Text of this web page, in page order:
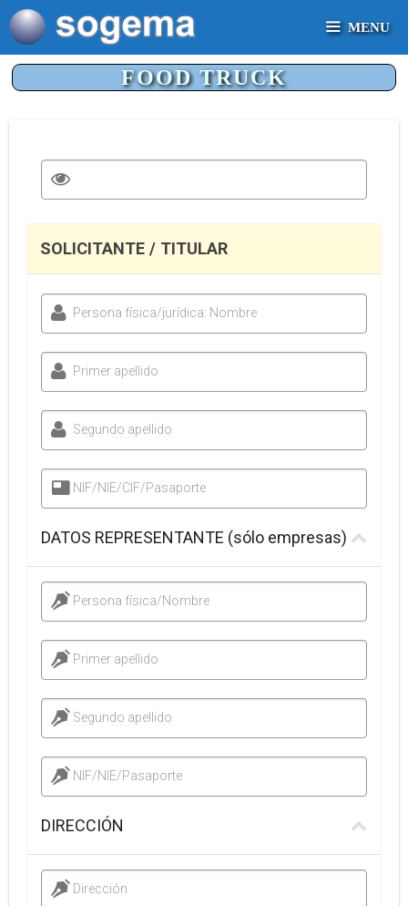
Saltar
contenido
MENU
FOOD TRUCK
SOLICITANTE / TITULAR
Persona física/jurídica: Nombre
Primer apellido
Segundo apellido
NIF/NIE/CIF/Pasaporte
DATOS REPRESENTANTE (sólo empresas)
Persona física/Nombre
Primer apellido
Segundo apellido
NIF/NIE/Pasaporte
DIRECCIÓN
Dirección